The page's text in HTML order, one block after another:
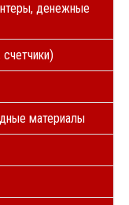
денежные
материалы